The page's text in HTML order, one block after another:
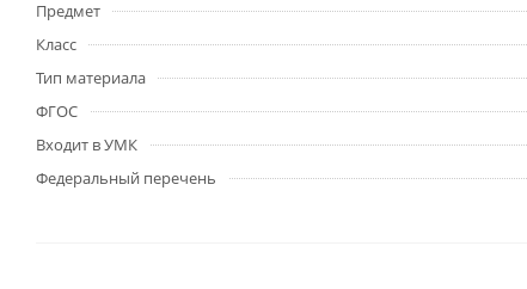
Предмет
Класс
Тип материала
ФГОС
Входит в УМК
Федеральный перечень